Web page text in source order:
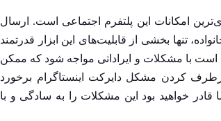
امکانات این پلتفرم اجتماعی است. ارسال
تنها بخشی از قابلیت‌های این ابزار قدرتمند
است با مشکلات و ایراداتی مواجه شود که ممکن
کردن مشکل دایرکت اینستاگرام برخورد
قادر خواهید بود این مشکلات را به سادگی و با